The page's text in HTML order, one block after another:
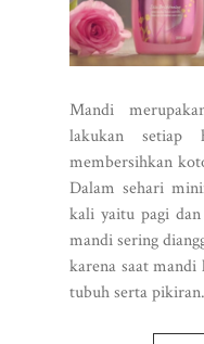
Mandi
lakukan setiap
membersihkan
Dalam sehari
kali yaitu pagi
mandi sering
karena saat
tubuh serta